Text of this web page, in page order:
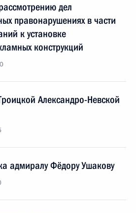
дел
правонарушениях в части
к установке
конструкций
Александро-Невской
адмиралу Фёдору Ушакову